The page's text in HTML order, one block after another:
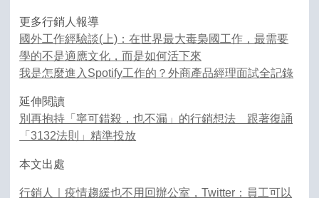
更多行銷人報導
國外工作經驗談(上)：在世界最大毒梟國工作，最需要
學的不是適應文化，而是如何活下來
我是怎麼進入Spotify工作的？外商產品經理面試全記錄
延伸閱讀
別再抱持「寧可錯殺，也不漏」的行銷想法 跟著復誦
「3132法則」精準投放
本文出處
行銷人｜疫情趨緩也不用回辦公室，Twitter：員工可以